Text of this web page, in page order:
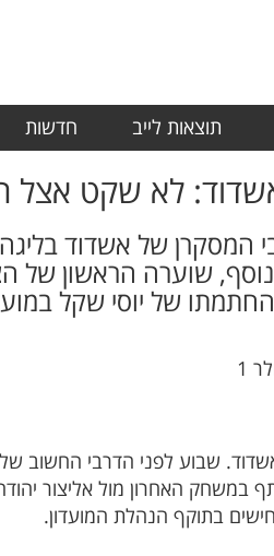
תוצאות לייב חדשות
לא שקט אצל
המסקרן של אשדוד
שוערה הראשון של
של יוסי שקל
1
שבוע לפני הדרבי החשוב של
במשחק האחרון מול אליצור
בתוקף הנהלת המועדון.